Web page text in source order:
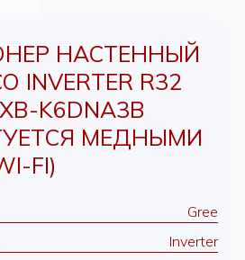
НАСТЕННЫЙ
INVERTER R32
K6DNA3B
МЕДНЫМИ
FI)
Gree
Inverter